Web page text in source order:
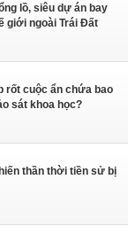
lồ, siêu dự án bay
giới ngoài Trái Đất
rốt cuộc ẩn chứa bao
sát khoa học?
thần thời tiền sử bị